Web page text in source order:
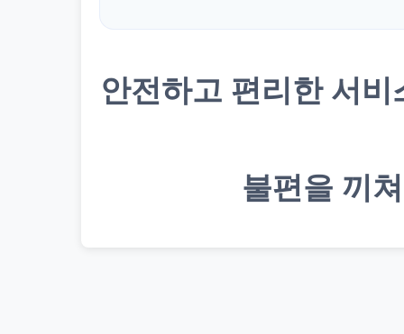
안전하고 편리한 서
불편을 끼